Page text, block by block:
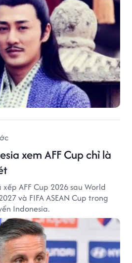
xem AFF Cup chỉ là
AFF Cup 2026 sau World
và FIFA ASEAN Cup trong
Indonesia.